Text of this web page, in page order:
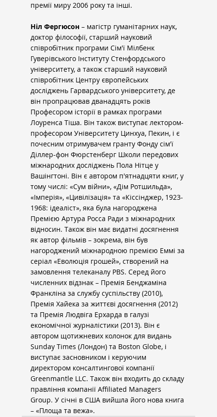
премії миру 2006 року та інші.
Ніл Фергюсон – магістр гуманітарних наук,
доктор філософії, старший науковий
співробітник програми Сім'ї Мілбенк
Гуверівського Інституту Стенфордського
університету, а також старший науковий
співробітник Центру європейських
досліджень Гарвардського університету, де
він пропрацював дванадцять років
Професором історії в рамках програми
Лоуренса Тіша. Він також виступає лектором-
професором Університету Цинхуа, Пекин, і є
почесним отримувачем гранту Фонду сім'ї
Діллер-фон Фюрстенберг Школи передових
міжнародних досліджень Пола Нітце у
Вашінгтоні. Він є автором п'ятнадцяти книг, у
тому числі: «Сум війни», «Дім Ротшильда»,
«Імперія», «Цивілізація» та «Кіссінджер, 1923-
1968: ідеаліст», яка була нагороджена
Премією Артура Росса Ради з міжнародних
відносин. Також він має видатні досягнення
як автор фільмів – зокрема, він був
нагороджений міжнародною премією Еммі за
серіал «Еволюція грошей», створений на
замовлення телеканалу PBS. Серед його
численних відзнак – Премія Бенджаміна
Франкліна за службу суспільству (2010),
Премія Хайека за життєві досягнення (2012)
та Премія Людвіга Ерхарда в галузі
економічної журналістики (2013). Він є
автором щотижневих колонок для видань
Sunday Times (Лондон) та Boston Globe, і
виступає засновником і керуючим
директором консалтингової компанії
Greenmantle LLC. Також він входить до складу
правління компанії Affiliated Managers
Group. У січні в США вийшла його нова книга
– «Площа та вежа».